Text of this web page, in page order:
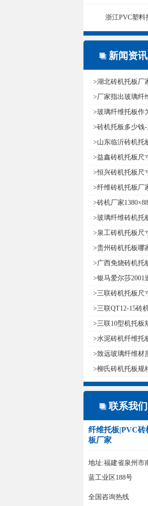
浙江PVC塑料
新闻资讯
>湖北砖机托板厂
板多..
>厂家指出玻璃纤
为建..
>玻璃纤维托板作
板有..
>砖机托板多少钱
格..
>山东临沂砖机托
>益鑫砖机托板尺
托..
>恒兴砖机托板尺
泥..
>纤维砖机托板厂
哪..
>砖机厂家
合..
>玻璃纤维砖机托
托..
>泉工砖机托板尺
机..
>贵州砖机托板哪
南水..
>广西免烧砖机托
砖..
>银马爱尔莎2001
格 ..
>三联砖机托板尺
15自..
>三联QT12-15砖
QT1..
>三联10型机托板
QT10..
>水泥砖机纤维托
的方..
>致远玻璃纤维材
十大..
>柳氏砖机托板规
12型..
联系我们
纤维托板|PVC砖
板厂家
地址:福建省泉州市
蓝工业区188号
全国咨询热线